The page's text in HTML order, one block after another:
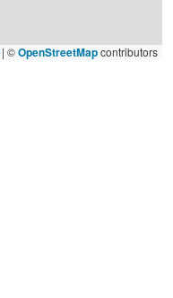
| ©OpenStreetMapcontributors